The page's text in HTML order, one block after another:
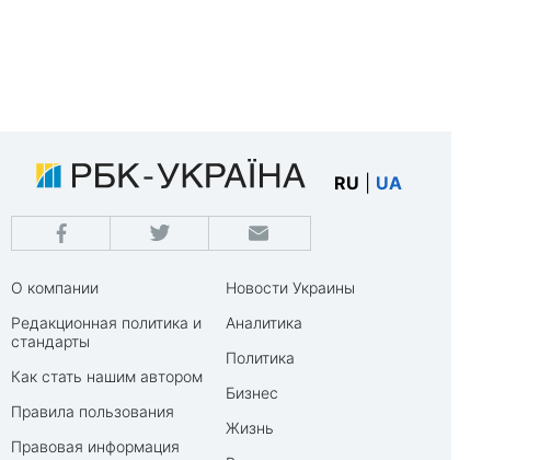
RU UA
О компании
Редакционная политика и
стандарты
Как стать нашим автором
Правила пользования
Правовая информация
Новости Украины
Аналитика
Политика
Бизнес
Жизнь